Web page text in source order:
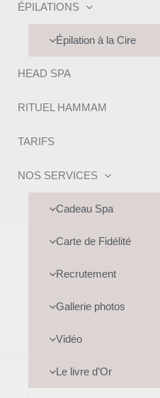
ÉPILATIONS
Épilation à la Cire
HEAD SPA
RITUEL HAMMAM
TARIFS
NOS SERVICES
Cadeau Spa
Carte de Fidélité
Recrutement
Gallerie photos
Vidéo
Le livre d’Or